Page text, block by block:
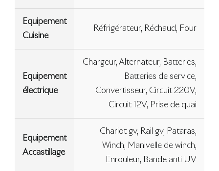
Equipement
Cuisine
Réfrigérateur, Réchaud, Four
Equipement
électrique
Chargeur, Alternateur, Batteries,
Batteries de service,
Convertisseur, Circuit 220V,
Circuit 12V, Prise de quai
Equipement
Accastillage
Chariot gv, Rail gv, Pataras,
Winch, Manivelle de winch,
Enrouleur, Bande anti UV